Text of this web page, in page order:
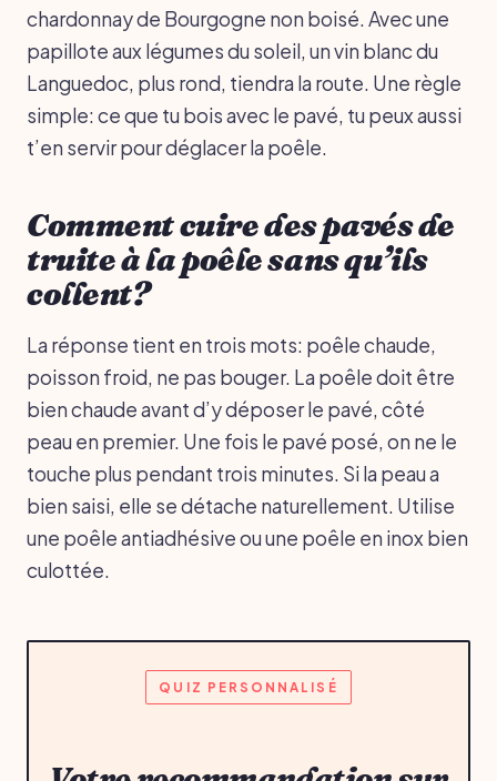
chardonnay de Bourgogne non boisé. Avec une
papillote aux légumes du soleil, un vin blanc du
Languedoc, plus rond, tiendra la route. Une règle
simple: ce que tu bois avec le pavé, tu peux aussi
t’en servir pour déglacer la poêle.
Comment cuire des pavés de
truite à la poêle sans qu’ils
collent?
La réponse tient en trois mots: poêle chaude,
poisson froid, ne pas bouger. La poêle doit être
bien chaude avant d’y déposer le pavé, côté
peau en premier. Une fois le pavé posé, on ne le
touche plus pendant trois minutes. Si la peau a
bien saisi, elle se détache naturellement. Utilise
une poêle antiadhésive ou une poêle en inox bien
culottée.
QUIZ PERSONNALISÉ